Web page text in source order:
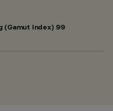
(Gamut Index) 99